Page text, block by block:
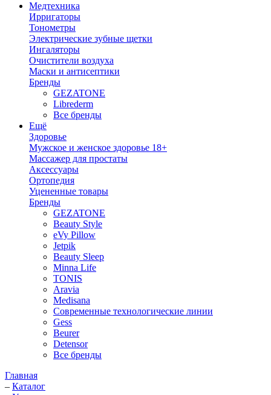
Медтехника
Ирригаторы
Тонометры
Электрические зубные щетки
Ингаляторы
Очистители воздуха
Маски и антисептики
Бренды
GEZATONE
Librederm
Все бренды
Ещё
Здоровье
Мужское и женское здоровье 18+
Массажер для простаты
Аксессуары
Ортопедия
Уцененные товары
Бренды
GEZATONE
Beauty Style
eVy Pillow
Jetpik
Beauty Sleep
Minna Life
TONIS
Aravia
Medisana
Современные технологические линии
Gess
Beurer
Detensor
Все бренды
Главная
– Каталог